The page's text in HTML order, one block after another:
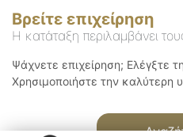
Βρείτε επιχείρηση
Η κατάταξη περιλαμβάνει
Ψάχνετε επιχείρηση; Ελέγξτε
Χρησιμοποιήστε την καλύτερη